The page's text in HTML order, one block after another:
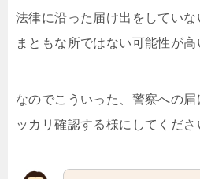
法律に沿った届け出をしてい
まともな所ではない可能性が高
なのでこういった、警察への
ッカリ確認する様にしてくださ